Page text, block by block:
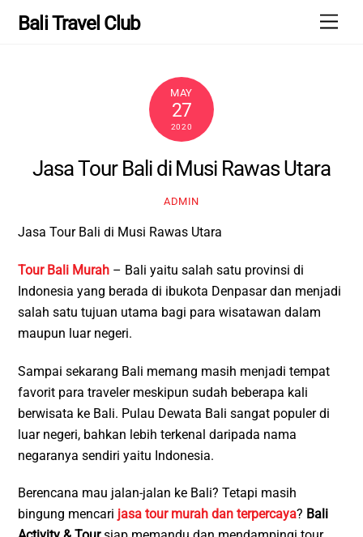
Bali Travel Club
MAY
27
2020
Jasa Tour Bali di Musi Rawas Utara
ADMIN
Jasa Tour Bali di Musi Rawas Utara
Tour Bali Murah – Bali yaitu salah satu provinsi di
Indonesia yang berada di ibukota Denpasar dan menjadi
salah satu tujuan utama bagi para wisatawan dalam
maupun luar negeri.
Sampai sekarang Bali memang masih menjadi tempat
favorit para traveler meskipun sudah beberapa kali
berwisata ke Bali. Pulau Dewata Bali sangat populer di
luar negeri, bahkan lebih terkenal daripada nama
negaranya sendiri yaitu Indonesia.
Berencana mau jalan-jalan ke Bali? Tetapi masih
bingung mencari jasa tour murah dan terpercaya? Bali